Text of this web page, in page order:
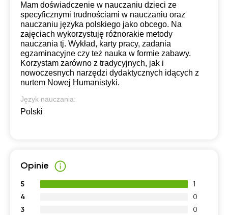
Mam doświadczenie w nauczaniu dzieci ze
specyficznymi trudnościami w nauczaniu oraz
nauczaniu języka polskiego jako obcego. Na
zajęciach wykorzystuję różnorakie metody
nauczania tj. Wykład, karty pracy, zadania
egzaminacyjne czy też nauka w formie zabawy.
Korzystam zarówno z tradycyjnych, jak i
nowoczesnych narzędzi dydaktycznych idących z
nurtem Nowej Humanistyki.
Język nauczania:
Polski
Opinie
5
1
4
0
3
0